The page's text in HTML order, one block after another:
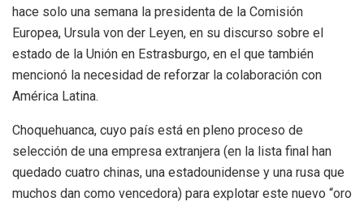
hace solo una semana la presidenta de la Comisión
Europea, Ursula von der Leyen, en su discurso sobre el
estado de la Unión en Estrasburgo, en el que también
mencionó la necesidad de reforzar la colaboración con
América Latina.
Choquehuanca, cuyo país está en pleno proceso de
selección de una empresa extranjera (en la lista final han
quedado cuatro chinas, una estadounidense y una rusa que
muchos dan como vencedora) para explotar este nuevo “oro